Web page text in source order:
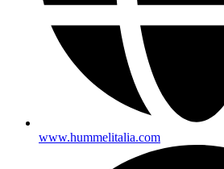
www.hummelitalia.com